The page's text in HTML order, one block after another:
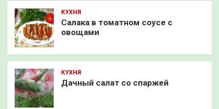
КУХНЯ
Салака в томатном соусе с
овощами
КУХНЯ
Дачный салат со спаржей